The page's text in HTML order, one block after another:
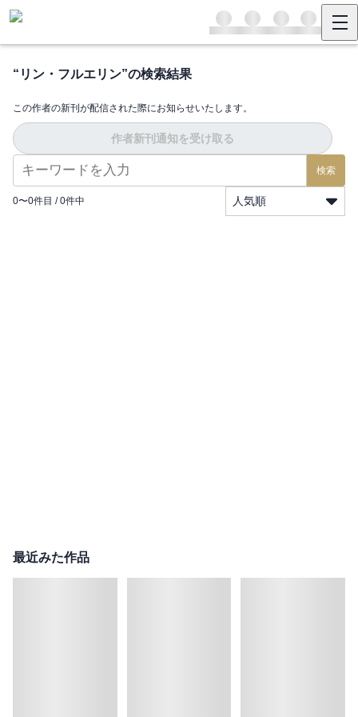
“ リン・フルエリン”の検索結果
この作者の新刊が配信された際にお知らせいたします。
作者新刊通知を受け取る
検索
0〜0件目 / 0件中 人気順
最近みた作品